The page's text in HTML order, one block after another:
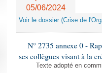
05/06/2024
Voir le dossier (Crise de
N° 2735 annexe 0 -
ses collègues visant à la
Texte adopté en